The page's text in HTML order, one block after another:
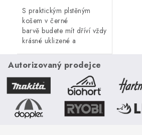
S praktickým plstěným
košem v černé
barvě budete mít dříví vždy
krásné uklizené a
Autorizovaný prodejce